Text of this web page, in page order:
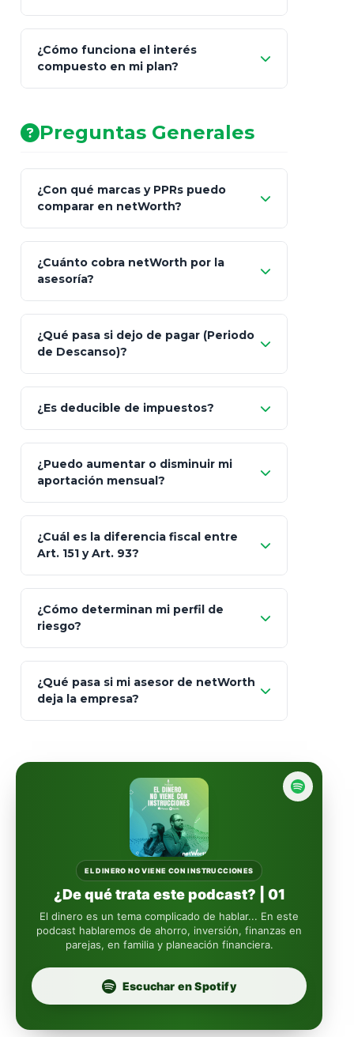
AA (Muy Fuerte)
¿Cómo funciona el interés
compuesto en mi plan?
Preguntas Generales
¿Con qué marcas y PPRs puedo
comparar en netWorth?
GNP (Proyecta)
Seguros Monterrey
Skandia (Crea)
MetLife (MetaLife)
Prudential
Fintual
Principal
Sura
Insignia Life
Profuturo
¿Cuánto cobra netWorth por la
asesoría?
¿Qué pasa si dejo de pagar (Periodo
de Descanso)?
¿Es deducible de impuestos?
¿Puedo aumentar o disminuir mi
aportación mensual?
¿Cuál es la diferencia fiscal entre
Art. 151 y Art. 93?
Art.
93
totalmente
libres de impuestos
¿Cómo determinan mi perfil de
riesgo?
¿Qué pasa si mi asesor de netWorth
deja la empresa?
automáticamente
EL DINERO NO VIENE CON INSTRUCCIONES
¿De qué trata este podcast? | 01
El dinero es un tema complicado de hablar... En este
podcast hablaremos de ahorro, inversión, finanzas en
parejas, en familia y planeación financiera.
Escuchar en Spotify